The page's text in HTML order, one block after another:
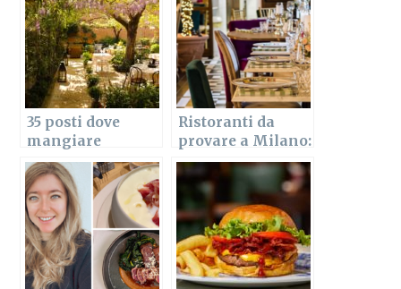
35 posti dove
mangiare
all’aperto a
Milano
Ristoranti da
provare a Milano:
la mia lista per il
2020